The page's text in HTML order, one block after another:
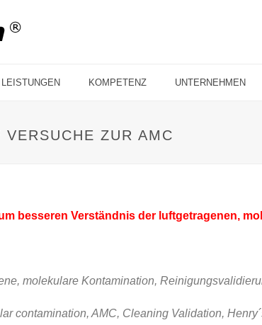
LEISTUNGEN KOMPETENZ UNTERNEHMEN
ZUR AMC
besseren Verständnis der luftgetragenen,
molekulare Kontamination,
contamination, AMC, Cleaning Validation,